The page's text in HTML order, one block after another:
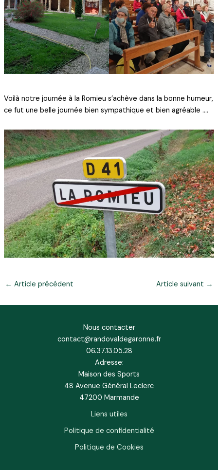
Voilà notre journée à la Romieu s’achève dans la bonne humeur,
ce fut une belle journée bien sympathique et bien agréable ….
← Article précédent Article suivant →
Nous contacter
contact@randovaldegaronne.fr
06.37.13.05.28
Adresse:
Maison des Sports
48 Avenue Général Leclerc
47200 Marmande
Liens utiles
Politique de confidentialité
Politique de Cookies